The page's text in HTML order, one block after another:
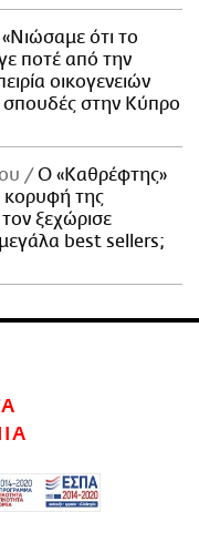
ότι το
ποτέ από την
οικογενειών
σπουδές στην Κύπρο
Ο «Καθρέφτης»
κορυφή της
ξεχώρισε
best sellers;